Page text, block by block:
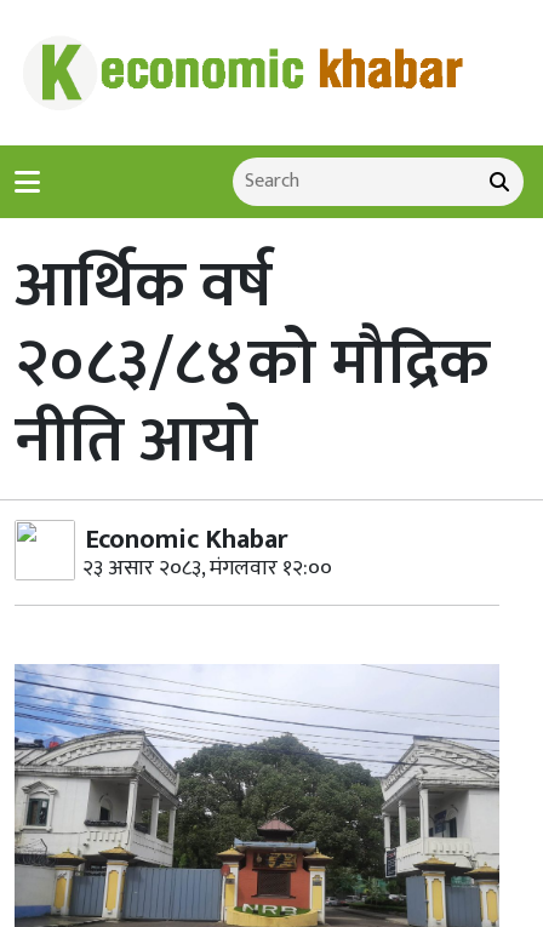
आर्थिक वर्ष
२०८३/८४को मौद्रिक
नीति आयो
Economic Khabar
२३ असार २०८३, मंगलवार १२:००